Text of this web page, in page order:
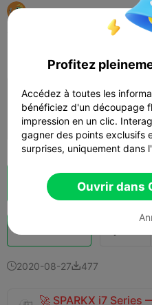
user9078534343
 Ajouter la
Gagner
Découpes
2020-08-27477
🚀 SPARKX i7
Profitez
Accédez à toutes les
bénéficiez d'un découpage
impression en un clic.
gagner des points exclusifs
surprises, uniquement dans
Ouvrir dans